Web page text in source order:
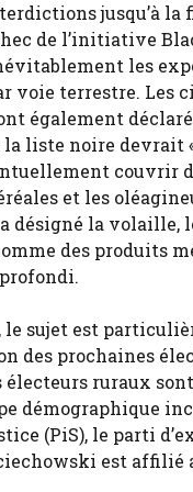
jusqu’à la
de l’initiative
les
voie terrestre. Les
également
la liste noire devrait
couvrir
et les
désigné la volaille,
des produits
le sujet est
des prochaines
ruraux
démographique
(PiS), le parti
est affilié